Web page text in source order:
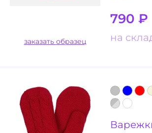
790 ₽
на
заказать образец